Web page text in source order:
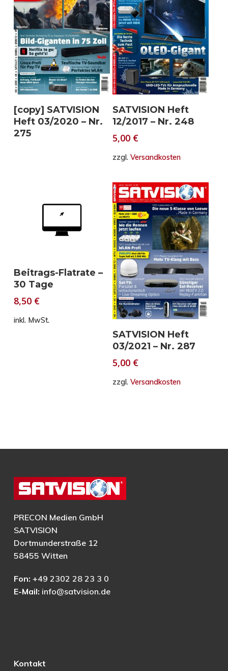
Weiterlesen
[copy] SATVISION
Heft 03/2020 – Nr.
275
In den Warenkorb
SATVISION Heft
12/2017 – Nr. 248
5,00 €
zzgl.Versandkosten
In den Warenkorb
Beitrags-Flatrate –
30 Tage
8,50 €
inkl. MwSt.
In den Warenkorb
SATVISION Heft
03/2021 – Nr. 287
5,00 €
zzgl.Versandkosten
PRECON Medien GmbH
SATVISION
Dortmunderstraße 12
58455 Witten
Fon: +49 2302 28 23 3 0
E-Mail: info@satvision.de
Kontakt